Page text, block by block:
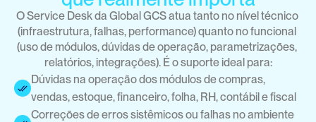
O Service Desk da Global GCS atua tanto no nível técnico
(infraestrutura, falhas, performance) quanto no funcional
(uso de módulos, dúvidas de operação, parametrizações,
relatórios, integrações). É o suporte ideal para:
Dúvidas na operação dos módulos de compras,
vendas, estoque, financeiro, folha, RH, contábil e fiscal
Correções de erros sistêmicos ou falhas no ambiente